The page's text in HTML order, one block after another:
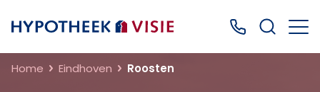
Terug naar home Bel ons: 0499
Home Eindhoven Roosten